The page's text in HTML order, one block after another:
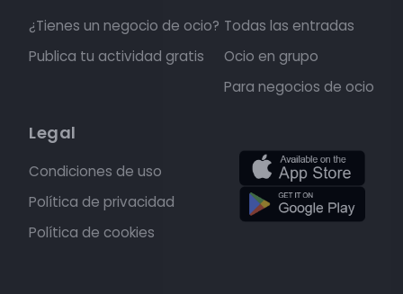
¿Tienes un negocio de ocio?
Publica tu actividad gratis
Todas las entradas
Ocio en grupo
Para negocios de ocio
Legal
Condiciones de uso
Política de privacidad
Política de cookies